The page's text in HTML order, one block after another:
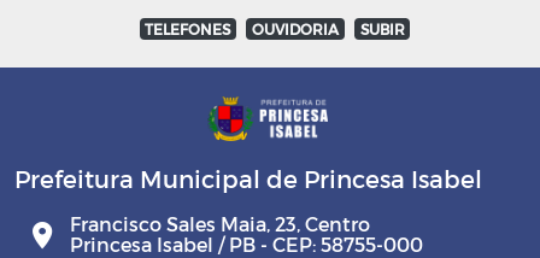
TELEFONES OUVIDORIA SUBIR
Prefeitura Municipal de Princesa Isabel
Francisco Sales Maia, 23, Centro
Princesa Isabel / PB - CEP: 58755-000